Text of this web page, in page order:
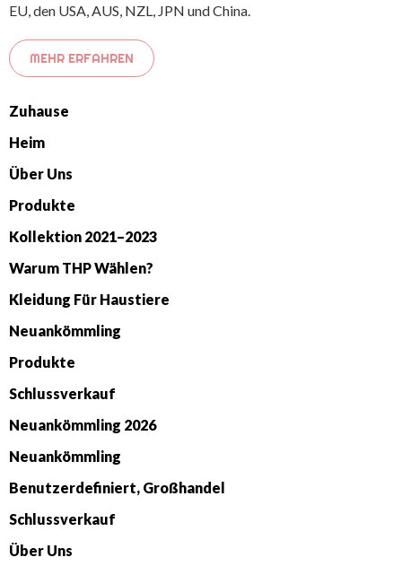
EU, den USA, AUS, NZL, JPN und China.
MEHR ERFAHREN
Zuhause
Heim
Über Uns
Produkte
Kollektion 2021–2023
Warum THP Wählen?
Kleidung Für Haustiere
Neuankömmling
Produkte
Schlussverkauf
Neuankömmling 2026
Neuankömmling
Benutzerdefiniert, Großhandel
Schlussverkauf
Über Uns